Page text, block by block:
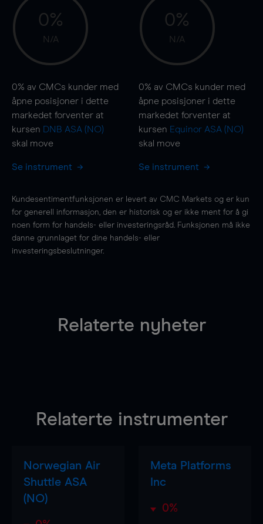
0%
N/A
0% av CMCs kunder med
åpne posisjoner i dette
markedet forventer at
kursen DNB ASA (NO)
skal move
Se instrument
0%
N/A
0% av CMCs kunder med
åpne posisjoner i dette
markedet forventer at
kursen Equinor ASA (NO)
skal move
Se instrument
Kundesentimentfunksjonen er levert av CMC Markets og er kun
for generell informasjon, den er historisk og er ikke ment for å gi
noen form for handels- eller investeringsråd. Funksjonen må ikke
danne grunnlaget for dine handels- eller
investeringsbeslutninger.
Relaterte nyheter
Relaterte instrumenter
Norwegian Air
Shuttle ASA
(NO)
Meta Platforms
Inc
0%